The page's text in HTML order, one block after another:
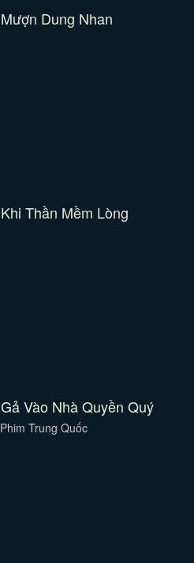
Mượn Dung Nhan
Khi Thần Mềm Lòng
Gả Vào Nhà Quyền Quý
Phim Trung Quốc